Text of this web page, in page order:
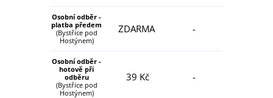
Osobní odběr -
platba předem
(Bystřice pod
Hostýnem)
ZDARMA -
Osobní odběr -
hotově při
odběru
(Bystřice pod
Hostýnem)
39 Kč -